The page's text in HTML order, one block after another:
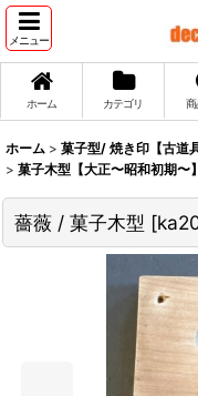
メニュー
ホーム カテゴリ 商
ホーム > 菓子型/ 焼き印【古道
> 菓子木型【大正〜昭和初期〜
薔薇 / 菓子木型 [